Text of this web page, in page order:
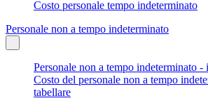
Costo personale tempo indeterminato
Personale non a tempo indeterminato
Personale non a tempo indeterminato
Costo del personale non a tempo
tabellare